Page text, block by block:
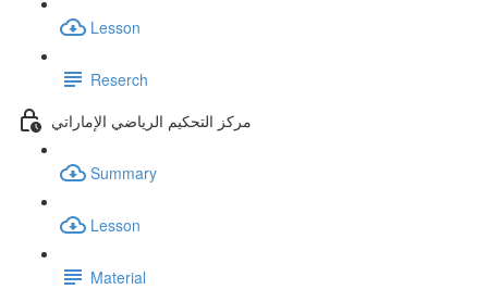
Lesson
Reserch
مركز التحكيم الرياضي الإماراتي
Summary
Lesson
Material